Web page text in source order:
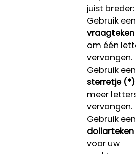
juist breder:
Gebruik een
om één
vervangen.
Gebruik een
sterretje (*)
meer
vervangen.
Gebruik een
voor uw